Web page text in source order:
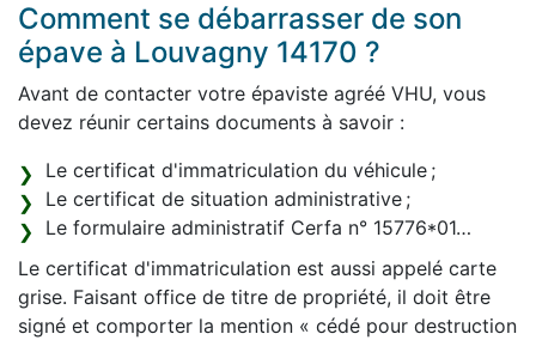
Comment se débarrasser de son
épave à Louvagny 14170 ?
Avant de contacter votre épaviste agréé VHU, vous
devez réunir certains documents à savoir :
Le certificat d'immatriculation du véhicule ;
Le certificat de situation administrative ;
Le formulaire administratif Cerfa n° 15776*01…
Le certificat d'immatriculation est aussi appelé carte
grise. Faisant office de titre de propriété, il doit être
signé et comporter la mention « cédé pour destruction